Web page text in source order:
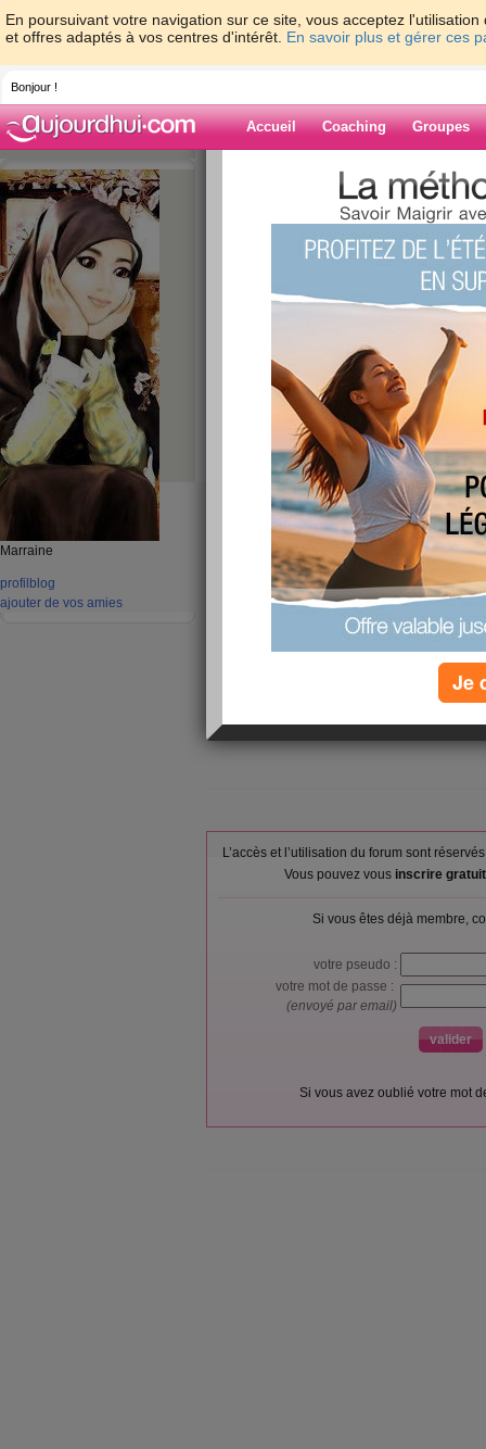
En poursuivant votre navigation sur ce site, vous acceptez
et offres adaptés à vos centres d'intérêt. En savoir plus et gérer ces
Bonjour !
Accueil Coaching Groupes
Marraine
profil blog
ajouter de vos amies
> > Mardi
Blog de
Mardi pluvieux...
Mais avec 12°, on ne va pas
Zéro grignotage, paru tenu
mon alimentation
Petit-déjeuner :
Lait demi-
sablé,
Déjeuner :
Banane,
Merguez,
Goûter ou snack :
Lait demi-
400 g ou
MG
Pâtes
L’accès et l’utilisation du forum sont
Vous pouvez vous inscrire
Si vous êtes déjà membre,
votre pseudo :
votre mot de passe :
(envoyé par email)
Si vous avez oublié votre mot
Je